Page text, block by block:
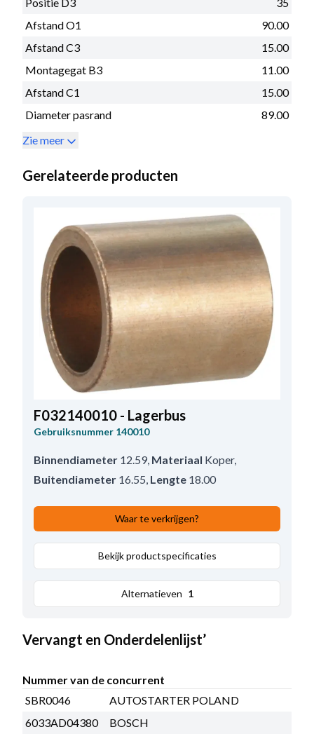
Afstand O1
90.00
Afstand C3
15.00
Montagegat B3
11.00
Afstand C1
15.00
Diameter pasrand
89.00
Zie meer
Gerelateerde producten
F032140010 - Lagerbus
Gebruiksnummer 140010
Binnendiameter 12.59 Materiaal Koper,
Buitendiameter 16.55 Lengte 18.00
Waar te verkrijgen?
Bekijk productspecificaties
Alternatieven 1
Vervangt en Onderdelenlijst’
Nummer van de concurrent
SBR0046
AUTOSTARTER POLAND
6033AD04380
BOSCH